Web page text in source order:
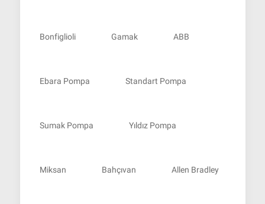
Bonfiglioli Gamak ABB
Ebara Pompa Standart Pompa
Sumak Pompa Yıldız Pompa
Miksan Bahçıvan Allen Bradley